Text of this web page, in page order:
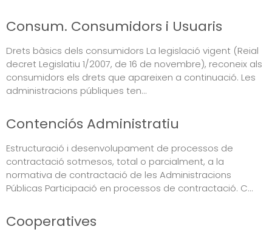
Consum. Consumidors i Usuaris
Drets bàsics dels consumidors La legislació vigent (Reial
decret Legislatiu 1/2007, de 16 de novembre), reconeix als
consumidors els drets que apareixen a continuació. Les
administracions públiques ten...
Contenciós Administratiu
Estructuració i desenvolupament de processos de
contractació sotmesos, total o parcialment, a la
normativa de contractació de les Administracions
Públicas Participació en processos de contractació. C...
Cooperatives